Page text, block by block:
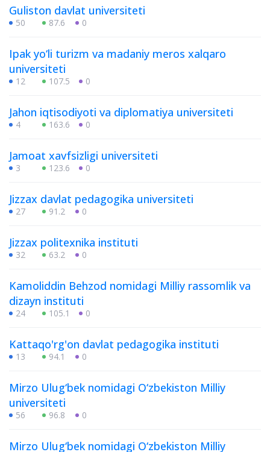
Guliston davlat universiteti
50 87.6 0
Ipak yo‘li turizm va madaniy meros xalqaro
universiteti
12 107.5 0
Jahon iqtisodiyoti va diplomatiya universiteti
4 163.6 0
Jamoat xavfsizligi universiteti
3 123.6 0
Jizzax davlat pedagogika universiteti
27 91.2 0
Jizzax politexnika instituti
32 63.2 0
Kamoliddin Behzod nomidagi Milliy rassomlik va
dizayn instituti
24 105.1 0
Kattaqo'rg'on davlat pedagogika instituti
13 94.1 0
Mirzo Ulug‘bek nomidagi O‘zbekiston Milliy
universiteti
56 96.8 0
Mirzo Ulug‘bek nomidagi O‘zbekiston Milliy